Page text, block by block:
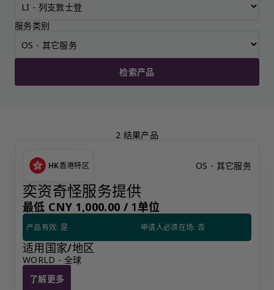
服务类别
检索产品
2 结果产品
HK香港特区 OS - 其它服务
奕资奇怪服务提供
最低 CNY 1,000.00 /1单位
产品有效: 是 申请人必须在场: 否
适用国家/地区
WORLD - 全球
了解更多
奕资奇怪服务提供